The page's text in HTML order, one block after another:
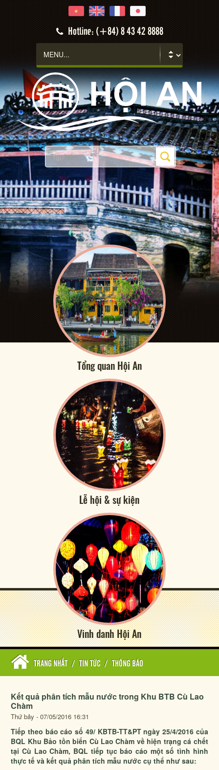
Hotline: (+84) 8 43 42 8888
Tổng quan Hội An
Lễ hội & sự kiện
Vinh danh Hội An
TRANG NHẤT / TIN TỨC / THÔNG BÁO
Kết quả phân tích mẫu nước trong Khu BTB Cù Lao
Chàm
Thứ bảy - 07/05/2016 16:31
Tiếp theo báo cáo số 49/ KBTB-TT&PT ngày 25/4/2016 của
BQL Khu Bảo tồn biển Cù Lao Chàm về hiện trạng cá chết
tại Cù Lao Chàm, BQL tiếp tục báo cáo một số tình hình
thực tế và kết quả phân tích mẫu nước cụ thể như sau: